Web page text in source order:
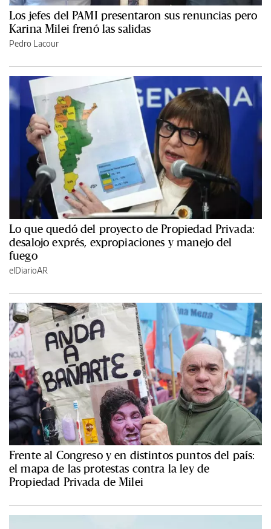
Los jefes del PAMI presentaron sus renuncias pero
Karina Milei frenó las salidas
Pedro Lacour
Lo que quedó del proyecto de Propiedad Privada:
desalojo exprés, expropiaciones y manejo del
fuego
elDiarioAR
Frente al Congreso y en distintos puntos del país:
el mapa de las protestas contra la ley de
Propiedad Privada de Milei